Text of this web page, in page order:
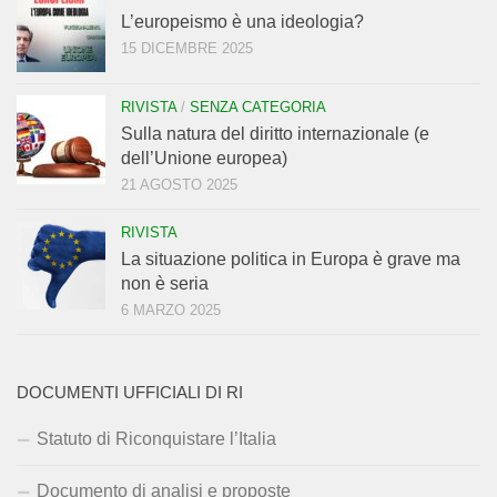
L’europeismo è una ideologia?
15 DICEMBRE 2025
RIVISTA/ SENZA CATEGORIA
Sulla natura del diritto internazionale (e
dell’Unione europea)
21 AGOSTO 2025
RIVISTA
La situazione politica in Europa è grave ma
non è seria
6 MARZO 2025
DOCUMENTI UFFICIALI DI RI
Statuto di Riconquistare l’Italia
Documento di analisi e proposte